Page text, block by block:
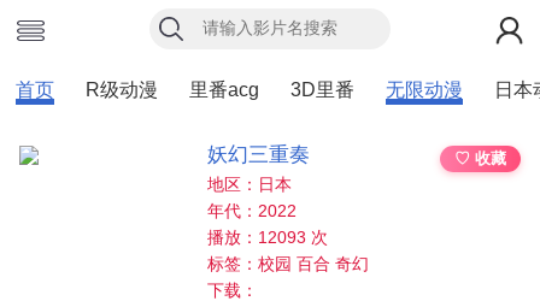
首页 R级动漫 里番acg 3D里番 无限动漫 日本
妖幻三重奏
♡ 收藏
地区：日本
年代：2022
播放：12093 次
标签：校园 百合 奇幻
下载：